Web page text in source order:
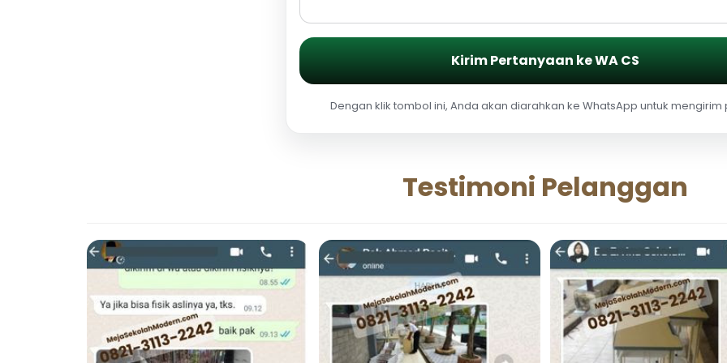
Kirim Pertanyaan ke WA CS
Dengan klik tombol ini, Anda akan diarahkan ke WhatsApp untuk mengirim
Testimoni Pelanggan